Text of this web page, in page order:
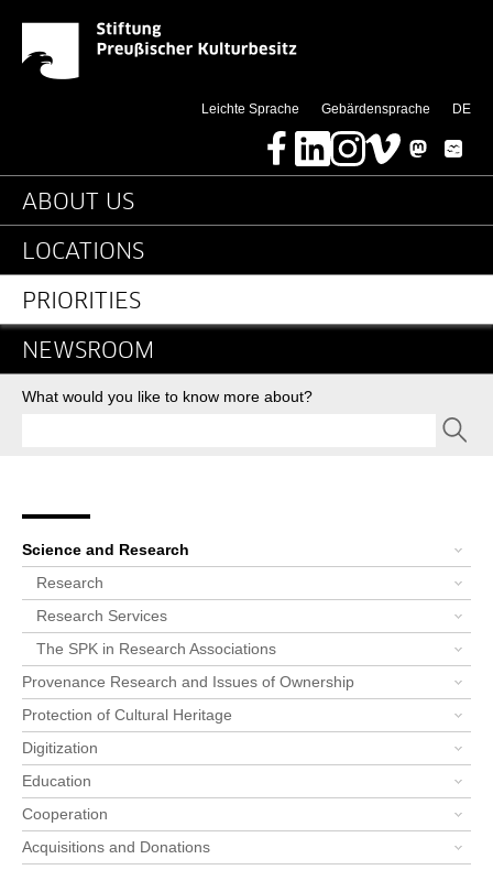
Jump directly to:
News-Detail-
Leichte Sprache Gebärdensprache DE
FacebookLinkedInInstagram
Vimeo MastodonBluesky
Main navigation
ABOUT US
LOCATIONS
PRIORITIES
NEWSROOM
Search
What would you like to know more about?
Breadcrumb
Bereichsnavigation
Science and Research
Research
Research Services
The SPK in Research Associations
Provenance Research and Issues of Ownership
Protection of Cultural Heritage
Digitization
Education
Cooperation
Acquisitions and Donations